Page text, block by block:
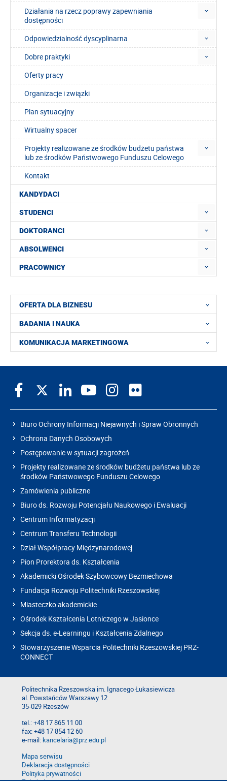
Działania na rzecz poprawy zapewniania
dostępności
Odpowiedzialność dyscyplinarna
Dobre praktyki
Oferty pracy
Organizacje i związki
Plan sytuacyjny
Wirtualny spacer
Projekty realizowane ze środków budżetu państwa
lub ze środków Państwowego Funduszu Celowego
Kontakt
KANDYDACI
STUDENCI
DOKTORANCI
ABSOLWENCI
PRACOWNICY
OFERTA DLA BIZNESU
BADANIA I NAUKA
KOMUNIKACJA MARKETINGOWA
Biuro Ochrony Informacji Niejawnych i Spraw Obronnych
Ochrona Danych Osobowych
Postępowanie w sytuacji zagrożeń
Projekty realizowane ze środków budżetu państwa lub ze
środków Państwowego Funduszu Celowego
Zamówienia publiczne
Biuro ds. Rozwoju Potencjału Naukowego i Ewaluacji
Centrum Informatyzacji
Centrum Transferu Technologii
Dział Współpracy Międzynarodowej
Pion Prorektora ds. Kształcenia
Akademicki Ośrodek Szybowcowy Bezmiechowa
Fundacja Rozwoju Politechniki Rzeszowskiej
Miasteczko akademickie
Ośrodek Kształcenia Lotniczego w Jasionce
Sekcja ds. e-Learningu i Kształcenia Zdalnego
Stowarzyszenie Wsparcia Politechniki Rzeszowskiej PRZ-
CONNECT
Politechnika Rzeszowska im. Ignacego Łukasiewicza
al. Powstańców Warszawy 12
35-029 Rzeszów
tel.: +48 17 865 11 00
fax: +48 17 854 12 60
e-mail:kancelaria@prz.edu.pl
Mapa serwisu
Deklaracja dostępności
Polityka prywatności